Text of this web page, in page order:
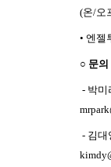
(온/오
• 엔젤
○ 문의
- 박미
- 김대